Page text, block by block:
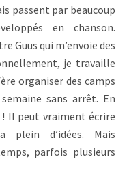
passent par beaucoup
en chanson.
Guus qui m’envoie des
je travaille
organiser des camps
sans arrêt. En
Il peut vraiment écrire
d’idées. Mais
parfois plusieurs